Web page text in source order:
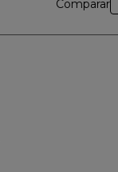
Comparar